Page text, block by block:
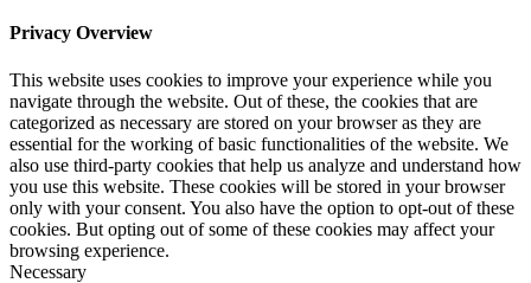
Privacy Overview
This website uses cookies to improve your experience while you
navigate through the website. Out of these, the cookies that are
categorized as necessary are stored on your browser as they are
essential for the working of basic functionalities of the website. We
also use third-party cookies that help us analyze and understand how
you use this website. These cookies will be stored in your browser
only with your consent. You also have the option to opt-out of these
cookies. But opting out of some of these cookies may affect your
browsing experience.
Necessary